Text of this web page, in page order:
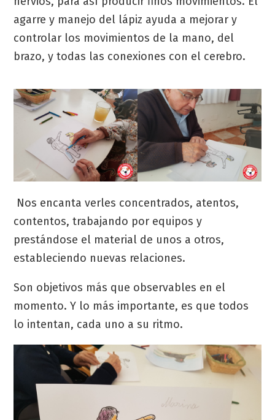
agarre y manejo del lápiz ayuda a mejorar y
controlar los movimientos de la mano, del
brazo, y todas las conexiones con el cerebro.
Nos encanta verles concentrados, atentos,
contentos, trabajando por equipos y
prestándose el material de unos a otros,
estableciendo nuevas relaciones.
Son objetivos más que observables en el
momento. Y lo más importante, es que todos
lo intentan, cada uno a su ritmo.